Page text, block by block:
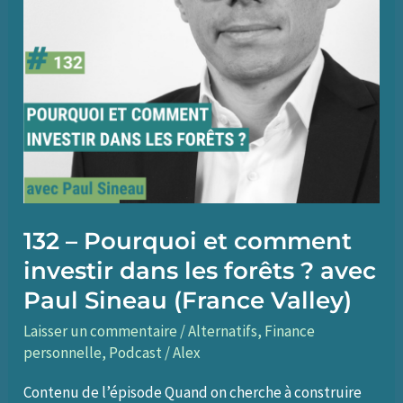
132 – Pourquoi et comment
investir dans les forêts ? avec
Paul Sineau (France Valley)
Laisser un commentaire /Alternatifs, Finance
personnelle, Podcast /Alex
Contenu de l’épisode Quand on cherche à construire